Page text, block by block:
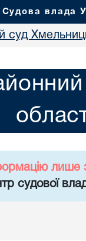
Судова влада
суд
лише
судової